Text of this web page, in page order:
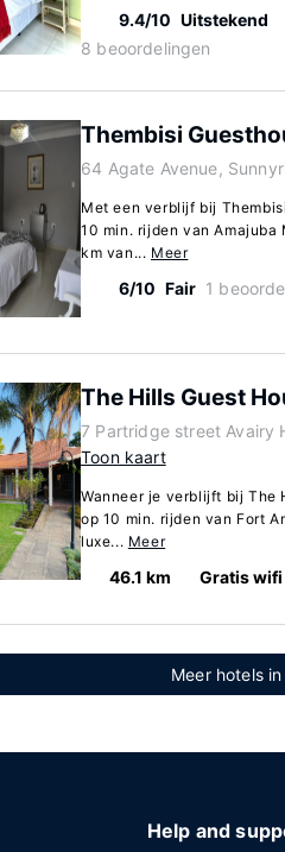
9.4/10 Uitstekend
8 beoordelingen
Thembisi
64 Agate Avenue,
Met een verblijf bij
10 min. rijden van
km van... Meer
6/10 Fair 1
The Hills Guest
7 Partridge street Avairy
Toon kaart
Wanneer je verblijft bij The
op 10 min. rijden van Fort
luxe... Meer
46.1 km Gratis wifi
Meer hotels
Help and